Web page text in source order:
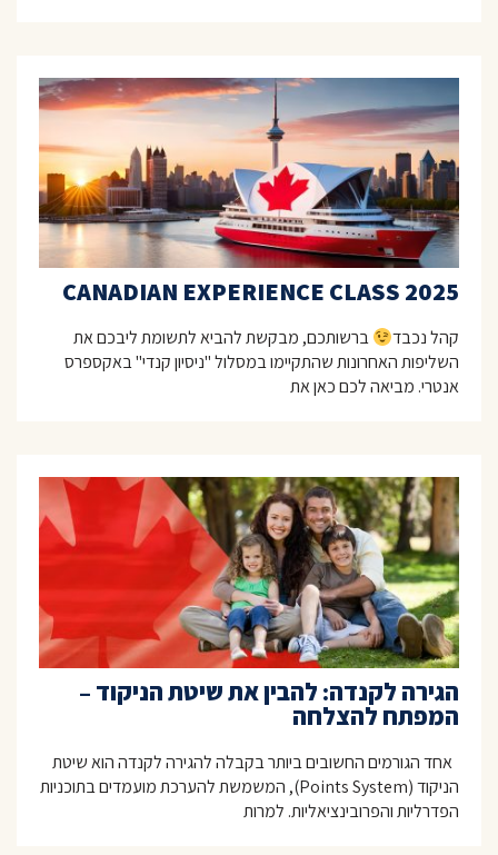
CANADIAN EXPERIENCE CLASS 2025
קהל נכבד
ברשותכם, מבקשת להביא לתשומת ליבכם את
השליפות האחרונות שהתקיימו במסלול "ניסיון קנדי" באקספרס
אנטרי. מביאה לכם כאן את
הגירה לקנדה: להבין את שיטת הניקוד –
המפתח להצלחה
אחד הגורמים החשובים ביותר בקבלה להגירה לקנדה הוא שיטת
הניקוד (Points System), המשמשת להערכת מועמדים בתוכניות
הפדרליות והפרובינציאליות. למרות